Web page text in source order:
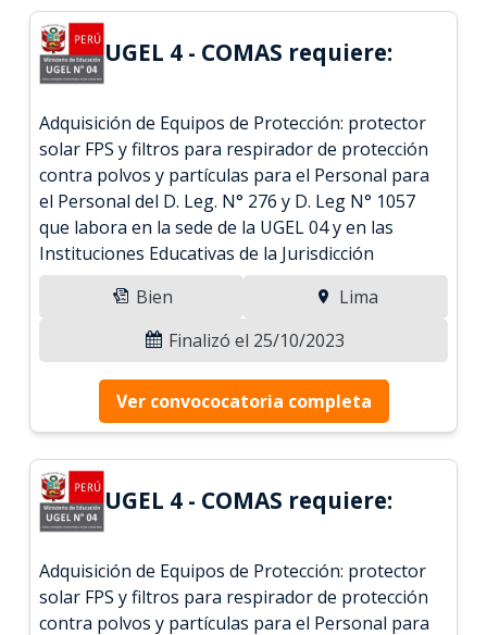
UGEL 4 - COMAS requiere:
Adquisición de Equipos de Protección: protector
solar FPS y filtros para respirador de protección
contra polvos y partículas para el Personal para
el Personal del D. Leg. N° 276 y D. Leg N° 1057
que labora en la sede de la UGEL 04 y en las
Instituciones Educativas de la Jurisdicción
Bien
Lima
Finalizó el 25/10/2023
Ver convococatoria completa
UGEL 4 - COMAS requiere:
Adquisición de Equipos de Protección: protector
solar FPS y filtros para respirador de protección
contra polvos y partículas para el Personal para